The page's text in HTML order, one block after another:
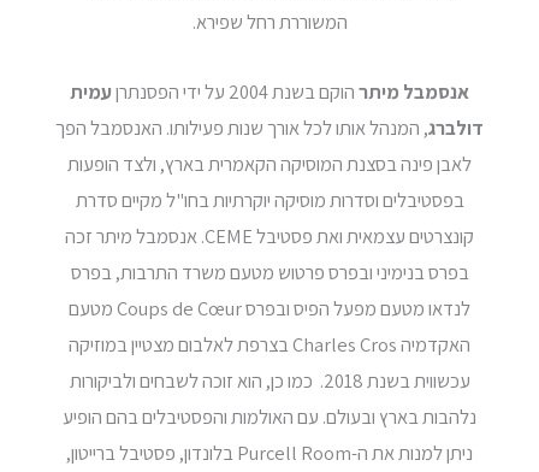
המשוררת רחל שפירא.
אנסמבל מיתרהוקם בשנת 2004 על ידי הפסנתרן
עמית
דולברג, המנהל אותו לכל אורך שנות פעילותו. האנסמבל הפך
לאבן פינה בסצנת המוסיקה הקאמרית בארץ, ולצד הופעות
בפסטיבלים וסדרות מוסיקה יוקרתיות בחו"ל מקיים סדרת
קונצרטים עצמאית ואת פסטיבל CEME. אנסמבל מיתר זכה
בפרס בנימיני ובפרס פרטוש מטעם משרד התרבות, בפרס
לנדאו מטעם מפעל הפיס ובפרס Coups de Cœur מטעם
האקדמיה Charles Cros בצרפת לאלבום מצטיין במוזיקה
עכשווית בשנת 2018. כמו כן, הוא זוכה לשבחים ולביקורות
נלהבות בארץ ובעולם. עם האולמות והפסטיבלים בהם הופיע
ניתן למנות את ה-Purcell Room בלונדון, פסטיבל ברייטון,